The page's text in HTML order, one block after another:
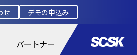
せ デモの申込み
パートナー